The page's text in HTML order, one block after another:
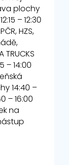
plochy
– 12:30
HZS,
TRUCKS
– 14:00
14:40 –
– 16:00
na